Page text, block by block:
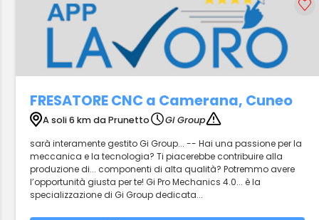
FRESATORE CNC a Camerana, Cuneo
A soli 6 km da Prunetto
Gi Group
sarà interamente gestito Gi Group... -- Hai una passione per la
meccanica e la tecnologia? Ti piacerebbe contribuire alla
produzione di... componenti di alta qualità? Potremmo avere
l’opportunità giusta per te! Gi Pro Mechanics 4.0... è la
specializzazione di Gi Group dedicata...